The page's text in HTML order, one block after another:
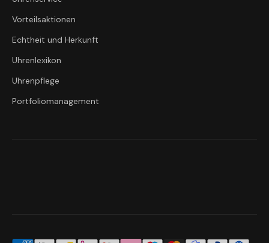
Vorteilsaktionen
Echtheit und Herkunft
Uhrenlexikon
Uhrenpflege
Portfoliomanagement